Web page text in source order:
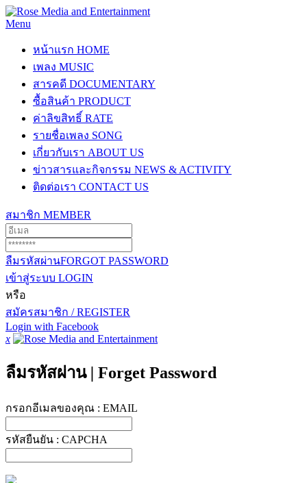
Menu
หน้าแรก HOME
เพลง MUSIC
สารคดี DOCUMENTARY
ซื้อสินค้า PRODUCT
ค่าลิขสิทธิ์ RATE
รายชื่อเพลง SONG
เกี่ยวกับเรา ABOUT US
ข่าวสารและกิจกรรม NEWS & ACTIVITY
ติดต่อเรา CONTACT US
สมาชิก MEMBER
ลืมรหัสผ่านFORGOT PASSWORD
เข้าสู่ระบบ LOGIN
หรือ
สมัครสมาชิก / REGISTER
Login with Facebook
x
ลืมรหัสผ่าน | Forget Password
กรอกอีเมลของคุณ : EMAIL
รหัสยืนยัน : CAPCHA